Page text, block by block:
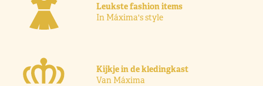
Leukste fashion items
In Máxima's style
Kijkje in de kledingkast
Van Máxima